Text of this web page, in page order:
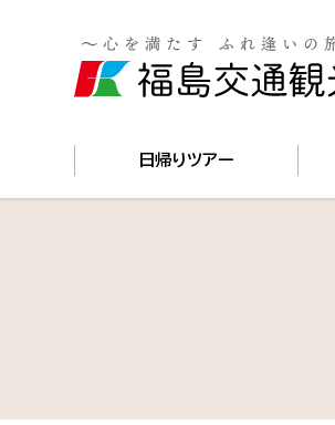
日帰りツアー